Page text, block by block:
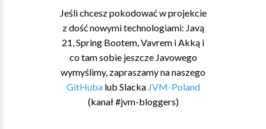
Jeśli chcesz pokodować w projekcie
z dość nowymi technologiami: Javą
21, Spring Bootem, Vavrem i Akką i
co tam sobie jeszcze Javowego
wymyślimy, zapraszamy na naszego
GitHubalub Slacka JVM-Poland
(kanał #jvm-bloggers)